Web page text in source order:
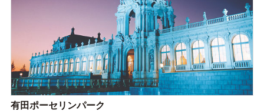
有田ポーセリンパーク